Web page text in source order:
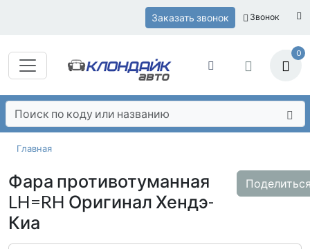
Заказать звонок Звонок
0
Главная
Фара противотуманная
LH=RH Оригинал Хендэ-
Киа